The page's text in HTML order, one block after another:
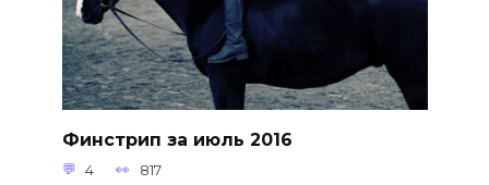
Финстрип за июль 2016
4 817